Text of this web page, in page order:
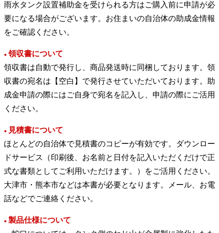
雨水タンク設置補助金を受けられる方はご購入前に申請が必
要になる場合がございます。お住まいの自治体の助成金情報
をご確認ください。
● 領収書について
領収書は自動で発行し、商品発送時に同梱しております。領
収書の宛名は【空白】で発行させていただいております。助
成金申請の際にはご自身で宛名を記入し、申請の際にご活用
ください。
●
見積書について
ほとんどの自治体で見積書のコピーが有効です。ダウンロー
ドサービス（印刷後、お名前と日付を記入いただくだけで正
式な書類としてご利用いただけます。）をご活用ください。
大津市・熊本市などは本書が必要となります。メール、お電
話などでご連絡ください。
● 製品仕様について